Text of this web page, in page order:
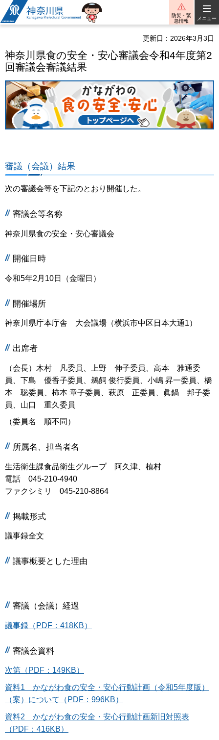
神奈川県
防災・緊
急情報
メニュー
更新日：2026年3月3日
神奈川県食の安全・安心審議会令和4年度第2
回審議会審議結果
審議（会議）結果
次の審議会等を下記のとおり開催した。
審議会等名称
神奈川県食の安全・安心審議会
開催日時
令和5年2月10日（金曜日）
開催場所
神奈川県庁本庁舎 大会議場（横浜市中区日本大通1）
出席者
（会長）木村 凡委員、上野 伸子委員、高本 雅通委
員、下島 優香子委員、鵜飼 俊行委員、小嶋 昇一委員、橋
本 聡委員、柿本 章子委員、萩原 正委員、眞鍋 邦子委
員、山口 重久委員
（委員名 順不同）
所属名、担当者名
生活衛生課食品衛生グループ 阿久津、植村
電話 045-210-4940
ファクシミリ 045-210-8864
掲載形式
議事録全文
議事概要とした理由
審議（会議）経過
議事録（PDF：418KB）
審議会資料
次第（PDF：149KB）
資料1 かながわ食の安全・安心行動計画（令和5年度版）
（案）について（PDF：996KB）
資料2 かながわ食の安全・安心行動計画新旧対照表
（PDF：416KB）